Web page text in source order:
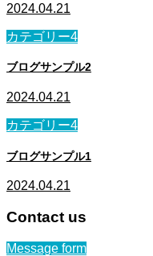
2024.04.21
カテゴリー4
ブログサンプル2
2024.04.21
カテゴリー4
ブログサンプル1
2024.04.21
Contact us
Message form